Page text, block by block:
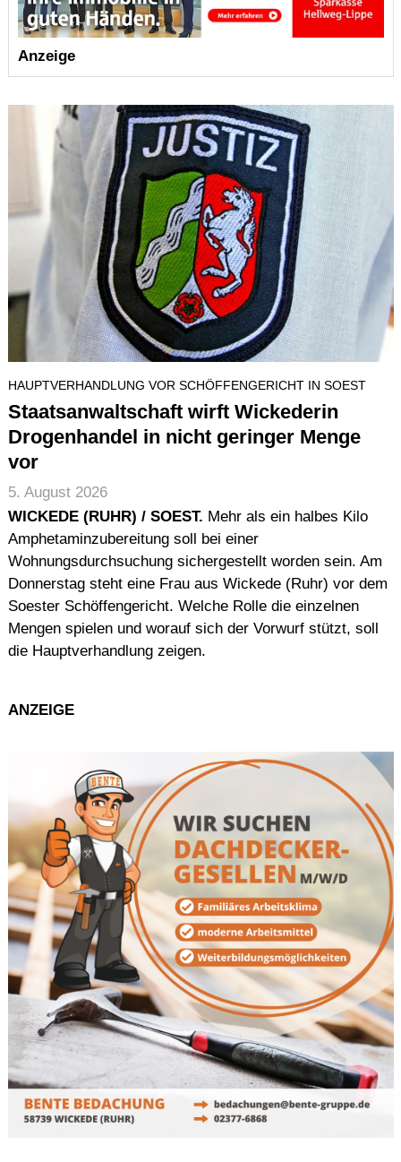
Anzeige
HAUPTVERHANDLUNG VOR SCHÖFFENGERICHT IN SOEST
Staatsanwaltschaft wirft Wickederin
Drogenhandel in nicht geringer Menge
vor
5. August 2026
WICKEDE (RUHR) / SOEST. Mehr als ein halbes Kilo
Amphetaminzubereitung soll bei einer
Wohnungsdurchsuchung sichergestellt worden sein. Am
Donnerstag steht eine Frau aus Wickede (Ruhr) vor dem
Soester Schöffengericht. Welche Rolle die einzelnen
Mengen spielen und worauf sich der Vorwurf stützt, soll
die Hauptverhandlung zeigen.
ANZEIGE